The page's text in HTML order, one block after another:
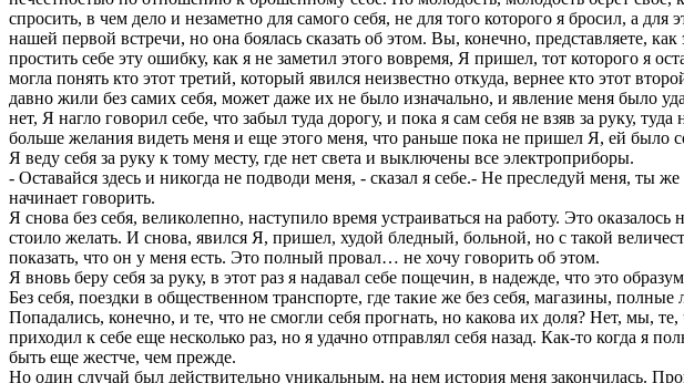
спросить, в чем дело и незаметно для самого себя, не для того которого я бросил, а
нашей первой встречи, но она боялась сказать об этом. Вы, конечно,
простить себе эту ошибку, как я не заметил этого вовремя, Я пришел, тот которого я
могла понять кто этот третий, который явился неизвестно откуда, вернее кто этот
давно жили без самих себя, может даже их не было изначально, и явление меня было
нет, Я нагло говорил себе, что забыл туда дорогу, и пока я сам себя не взяв за руку,
больше желания видеть меня и еще этого меня, что раньше пока не пришел Я, ей было
Я веду себя за руку к тому месту, где нет света и выключены все электроприборы.
- Оставайся здесь и никогда не подводи меня, - сказал я себе.- Не преследуй меня, ты
начинает говорить.
Я снова без себя, великолепно, наступило время устраиваться на работу. Это
стоило желать. И снова, явился Я, пришел, худой бледный, больной, но с такой
показать, что он у меня есть. Это полный провал… не хочу говорить об этом.
Я вновь беру себя за руку, в этот раз я надавал себе пощечин, в надежде, что это
Без себя, поездки в общественном транспорте, где такие же без себя, магазины,
Попадались, конечно, и те, что не смогли себя прогнать, но какова их доля? Нет, мы,
приходил к себе еще несколько раз, но я удачно отправлял себя назад. Как-то когда я
быть еще жестче, чем прежде.
Но один случай был действительно уникальным, на нем история меня закончилась.